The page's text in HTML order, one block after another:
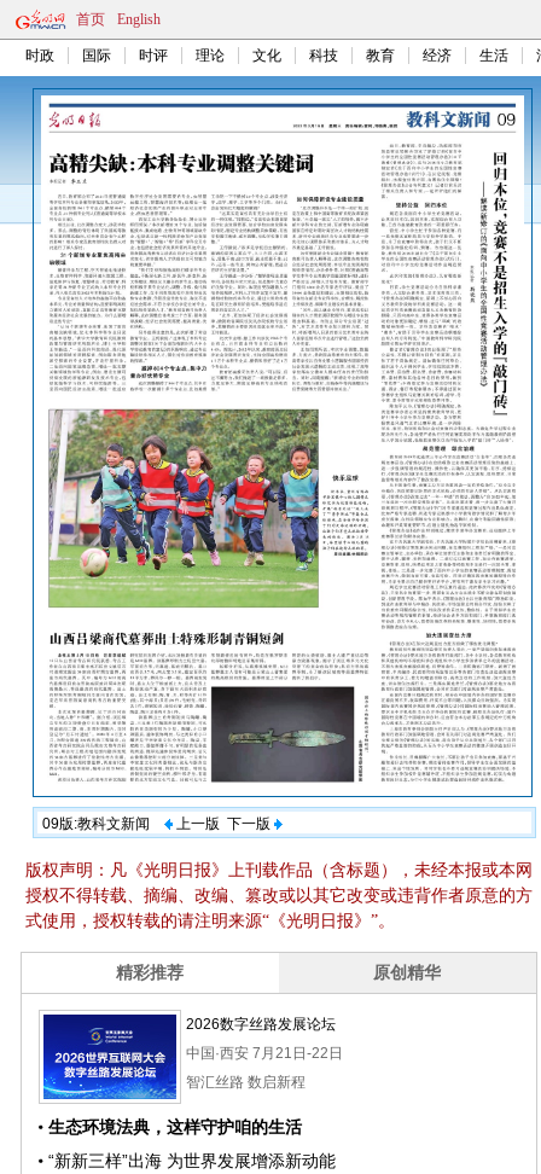
首页 English
时政 国际 时评 理论 文化 科技 教育 经济 生活
09版:教科文新闻 上一版 下一版
版权声明：凡《光明日报》上刊载作品（含标题），未经本报或本网
授权不得转载、摘编、改编、篡改或以其它改变或违背作者原意的方
式使用，授权转载的请注明来源“《光明日报》”。